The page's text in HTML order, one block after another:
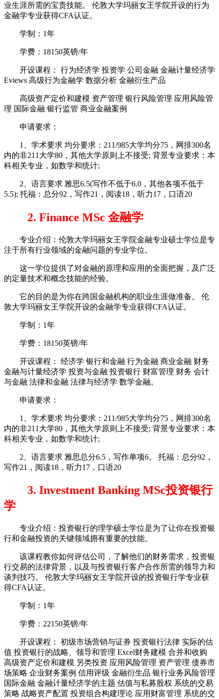
业生涯所需的宝贵技能。 伦敦大学玛丽女王学院开设的行为
金融学专业获得CFA认证。
学制：1年
学费：18150英镑/年
开设课程： 行为经济学 投资学 公司金融 金融计量经济学
Eviews 高级行为金融学 数据分析 金融衍生产品
高级资产定价和建模 资产管理 银行风险管理 应用风险管
理 国际金融 银行监管 商业金融案例
申请要求：
1、学术要求 均分要求：211/985大学均分75，网排300名
内的非211大学80，其他大学原则上不接受; 背景专业要求：本
科相关专业，如数学和统计;
2、语言要求 雅思6.5(写作不低于6.0，其他各项不低于
5.5); 托福：总分92，写作21，阅读18，听力17，口语20
2. Finance MSc 金融学
专业介绍：伦敦大学玛丽女王学院金融专业硕士学位是专
注于所有行业领域的金融问题的专业学位。
这一学位提供了对金融的原理和应用的全面把握，及广泛
的定量技术和概念技能的经验。
它的目的是为你在跨国金融机构的职业生涯做准备。 伦
敦大学玛丽女王学院开设的金融学专业获得CFA认证。
学制：1年
学费：18150英镑/年
开设课程： 经济学 银行和金融 行为金融 商业金融 财务
金融与计量经济学 投资与金融 投资银行 财富管理 财务 会计
与金融 法律和金融 法律与经济学 数学金融。
申请要求：
1、学术要求 均分要求：211/985大学均分75，网排300名
内的非211大学80，其他大学原则上不接受; 背景专业要求：本
科相关专业，如数学和统计;
2、语言要求 雅思总分6.5，写作单项6。 托福：总分92，
写作21，阅读18，听力17，口语20
3. Investment Banking MSc投资银行
学
专业介绍：投资银行的理学硕士学位是为了让你在投资银
行和金融投资的关键领域拥有重要的技能。
该课程教你如何评估公司，了解他们的财务需求，投资银
行交易的法律背景，以及与投资银行客户合作所需的领导力和
谈判技巧。 伦敦大学玛丽女王学院开设的投资银行学专业获
得CFA认证。
学制：1年
学费：22150英镑/年
开设课程： 初级市场营销与证券 投资银行法律 实际的估
值 投资银行的战略、领导和管理 Excel财务建模 合并和收购
高级资产定价和建模 另类投资 应用风险管理 资产管理 债券市
场策略 企业财务案例 信用评级 金融衍生品 银行业务风险管理
国际金融 金融计量经济学的主题 估值与私募股权 系统的交易
策略 战略资产配置 投资组合构建理论 应用财富管理 系统的交